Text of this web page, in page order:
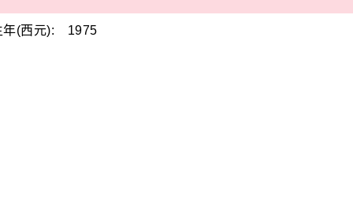
年(西元): 1975